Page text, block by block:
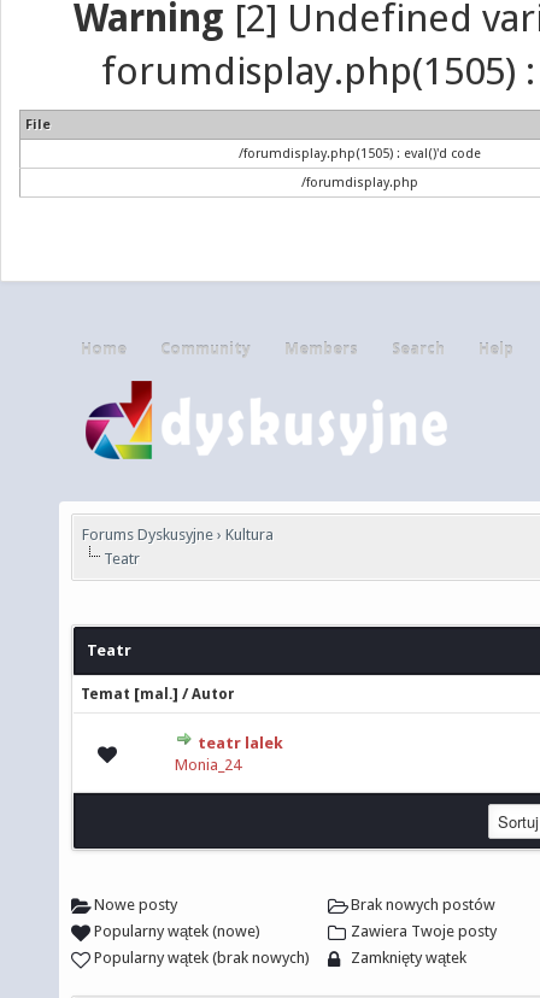
Warning [2] Undefined
forumdisplay.php(1505)
File
/forumdisplay.php(1505) : eval()'d code
/forumdisplay.php
Home Community Members Search Help
Forums Dyskusyjne › Kultura
Teatr
Teatr
Temat [mal.] /Autor
teatr lalek
Monia_24
0 głosów - średnia ocena: 0 na 5 gwiazdek
Nowe posty
Popularny wątek (nowe)
Popularny wątek (brak nowych)
Brak nowych postów
Zawiera Twoje posty
Zamknięty wątek